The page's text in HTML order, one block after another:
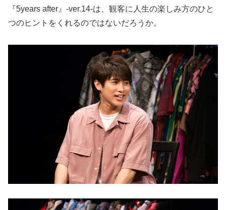
『5years after』-ver.14-は、観客に人生の楽しみ方のひと
つのヒントをくれるのではないだろうか。